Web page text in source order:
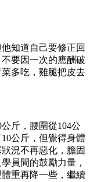
知道自己要修正回
要因一次的應酬破
多吃，雞腿把皮去
斤，腰圍從104公
公斤，但覺得身體
況不再惡化，膽固
員間的鼓勵力量，
重再降一些，繼續